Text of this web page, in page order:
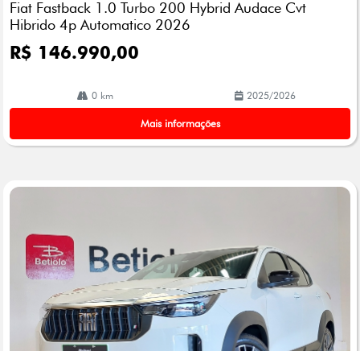
lhe
Fiat Fastback 1.0 Turbo 200 Hybrid Audace Cvt
Hibrido 4p Automatico 2026
R$ 146.990,00
0 km 2025/2026
Mais informações